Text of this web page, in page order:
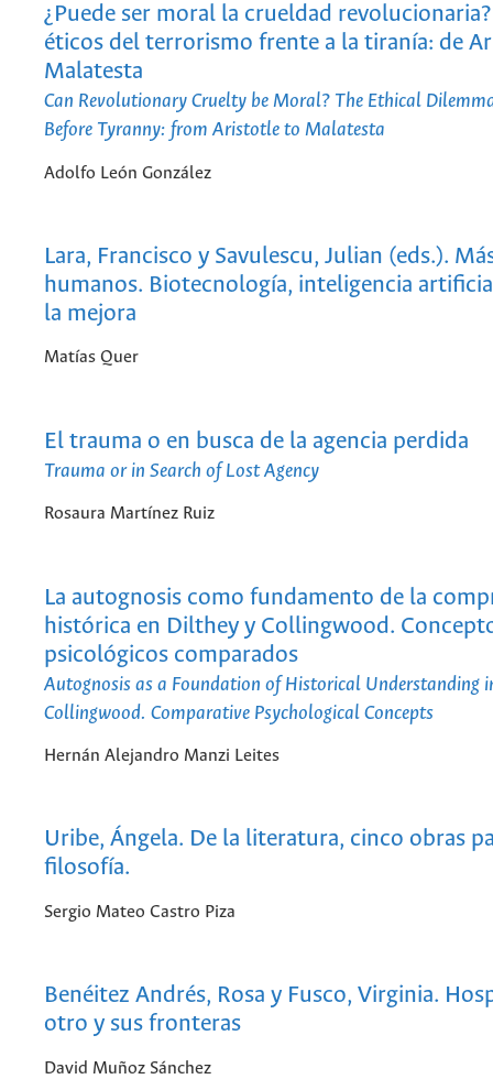
¿Puede ser moral la crueldad
éticos del terrorismo frente a la tiranía: de
Malatesta
Can Revolutionary Cruelty be Moral? The Ethical
Before Tyranny: from Aristotle to Malatesta
Adolfo León González
Lara, Francisco y Savulescu, Julian (eds.).
humanos. Biotecnología, inteligencia
la mejora
Matías Quer
El trauma o en busca de la agencia perdida
Trauma or in Search of Lost Agency
Rosaura Martínez Ruiz
La autognosis como fundamento de la
histórica en Dilthey y Collingwood.
psicológicos comparados
Autognosis as a Foundation of Historical Understanding
Collingwood. Comparative Psychological Concepts
Hernán Alejandro Manzi Leites
Uribe, Ángela. De la literatura, cinco obras
filosofía.
Sergio Mateo Castro Piza
Benéitez Andrés, Rosa y Fusco, Virginia.
otro y sus fronteras
David Muñoz Sánchez